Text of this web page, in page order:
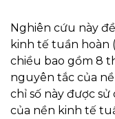
Nghiên cứu này
kinh tế tuần hoàn
chiều bao gồm 8
nguyên tắc của
chỉ số này được
của nền kinh tế